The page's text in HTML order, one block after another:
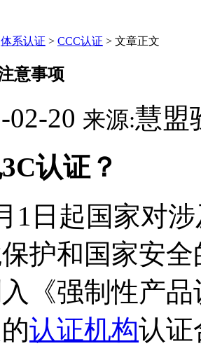
体系认证 > CCC认证 > 文章正文
意事项
02-20 来源:慧盟
认证？
1日起国家对
护和国家安
《强制性产
认证机构认证